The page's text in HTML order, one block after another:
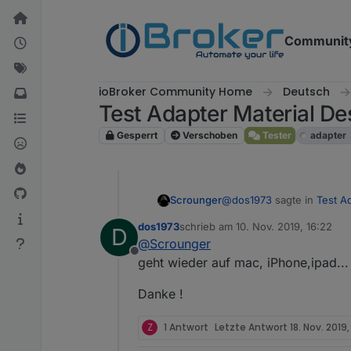
Weiter zum Inhalt
ioBroker Community Home Deutsch
Test Adapter Material
Gesperrt Verschoben Tester adapter
Scrounger@dos1973 sagte in Test
aus Safari, wenn ich
Ah jaa, wie gesagt ich
D.h. komplette consolen
D
Offline
dos1973schrieb am 10. Nov. 2019, 16:22
zuletzt editiert von
@Scrounger
geht wieder auf mac, iPhone,ipad...
Danke !
Z 1 Antwort Letzte Antwort 18. Nov. 2019,